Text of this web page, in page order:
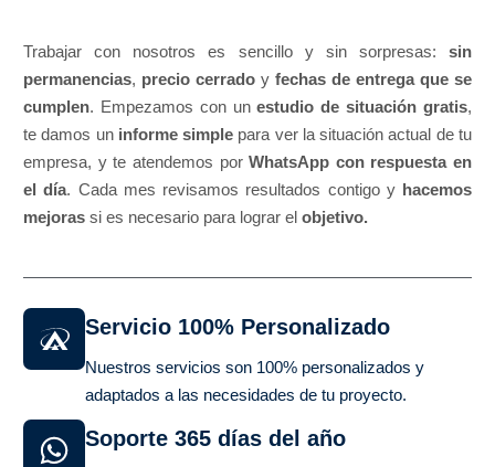
Trabajar con nosotros es sencillo y sin sorpresas: sin
permanencias, precio cerrado y fechas de entrega que se
cumplen. Empezamos con unestudio de situación gratis,
te damos un informe simple para ver la situación actual de tu
empresa, y te atendemos porWhatsApp con respuesta en
el día. Cada mes revisamos resultados contigo y hacemos
mejoras si es necesario para lograr el objetivo.
Servicio 100% Personalizado
Nuestros servicios son 100% personalizados y
adaptados a las necesidades de tu proyecto.
Soporte 365 días del año